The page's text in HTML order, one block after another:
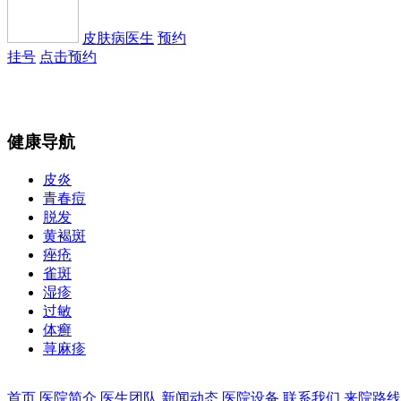
皮肤病医生 预约
挂号 点击预约
皮肤病医生
点击预约
生 预约挂号 点击预约
健康导航
皮炎
青春痘
脱发
黄褐斑
痤疮
雀斑
湿疹
过敏
体癣
荨麻疹